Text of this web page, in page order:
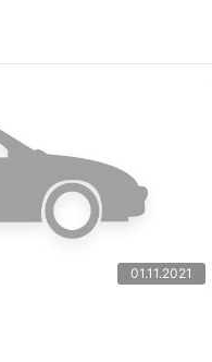
01.11.2021